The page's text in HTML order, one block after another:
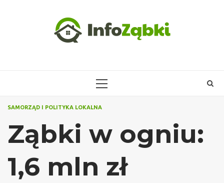
PRIMARY
SAMORZĄD I POLITYKA LOKALNA
Ząbki w ogniu:
1,6 mln zł